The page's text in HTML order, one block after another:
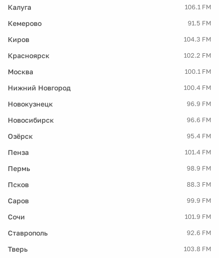
Калуга 106.1 FM
Кемерово 91.5 FM
Киров 104.3 FM
Красноярск 102.2 FM
Москва 100.1 FM
Нижний Новгород 100.4 FM
Новокузнецк 96.9 FM
Новосибирск 96.6 FM
Озёрск 95.4 FM
Пенза 101.4 FM
Пермь 98.9 FM
Псков 88.3 FM
Саров 99.9 FM
Сочи 101.9 FM
Ставрополь 92.6 FM
Тверь 103.8 FM